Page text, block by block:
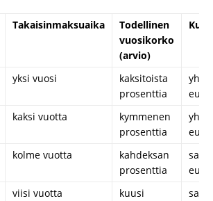
Takaisinmaksuaika
Todellinen
vuosikorko
(arvio)
yksi vuosi
kaksitoista
prosenttia
kaksi vuotta
kymmenen
prosenttia
kolme vuotta
kahdeksan
prosenttia
viisi vuotta
kuusi